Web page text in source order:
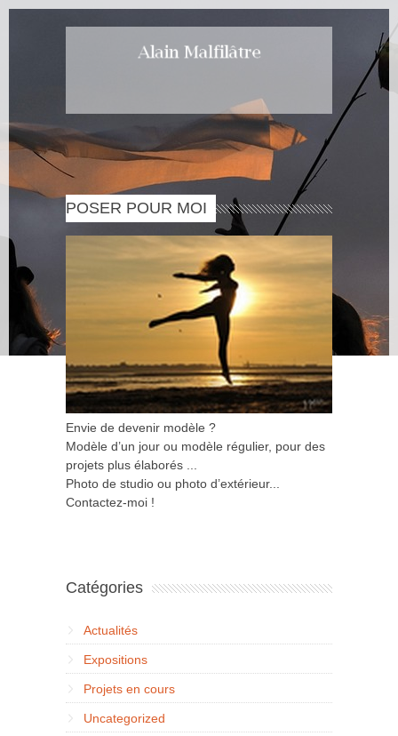
POSER POUR MOI
Envie de devenir modèle ?
Modèle d’un jour ou modèle régulier, pour des
projets plus élaborés ...
Photo de studio ou photo d’extérieur...
Contactez-moi !
Catégories
Actualités
Expositions
Projets en cours
Uncategorized